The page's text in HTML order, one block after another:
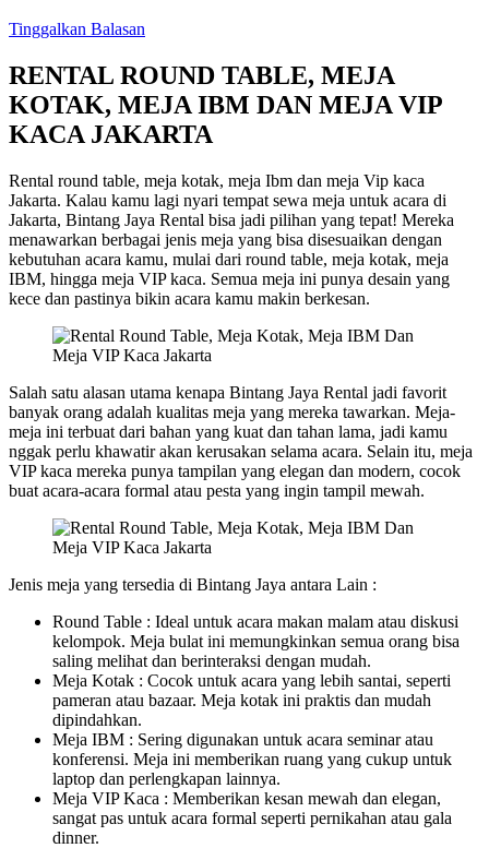
Tinggalkan Balasan
RENTAL ROUND TABLE, MEJA
KOTAK, MEJA IBM DAN MEJA VIP
KACA JAKARTA
Rental round table, meja kotak, meja Ibm dan meja Vip kaca
Jakarta. Kalau kamu lagi nyari tempat sewa meja untuk acara di
Jakarta, Bintang Jaya Rental bisa jadi pilihan yang tepat! Mereka
menawarkan berbagai jenis meja yang bisa disesuaikan dengan
kebutuhan acara kamu, mulai dari round table, meja kotak, meja
IBM, hingga meja VIP kaca. Semua meja ini punya desain yang
kece dan pastinya bikin acara kamu makin berkesan.
Salah satu alasan utama kenapa Bintang Jaya Rental jadi favorit
banyak orang adalah kualitas meja yang mereka tawarkan. Meja-
meja ini terbuat dari bahan yang kuat dan tahan lama, jadi kamu
nggak perlu khawatir akan kerusakan selama acara. Selain itu, meja
VIP kaca mereka punya tampilan yang elegan dan modern, cocok
buat acara-acara formal atau pesta yang ingin tampil mewah.
Jenis meja yang tersedia di Bintang Jaya antara Lain :
Round Table : Ideal untuk acara makan malam atau diskusi
kelompok. Meja bulat ini memungkinkan semua orang bisa
saling melihat dan berinteraksi dengan mudah.
Meja Kotak : Cocok untuk acara yang lebih santai, seperti
pameran atau bazaar. Meja kotak ini praktis dan mudah
dipindahkan.
Meja IBM : Sering digunakan untuk acara seminar atau
konferensi. Meja ini memberikan ruang yang cukup untuk
laptop dan perlengkapan lainnya.
Meja VIP Kaca : Memberikan kesan mewah dan elegan,
sangat pas untuk acara formal seperti pernikahan atau gala
dinner.